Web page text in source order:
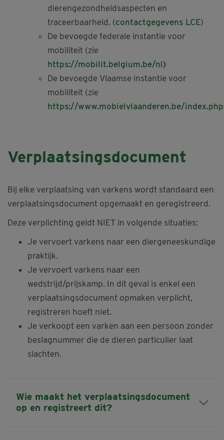
dierengezondheidsaspecten en
traceerbaarheid. (contactgegevens LCE)
De bevoegde federale instantie voor
mobiliteit (zie
https://mobilit.belgium.be/nl)
De bevoegde Vlaamse instantie voor
mobiliteit (zie
https://www.mobielvlaanderen.be/
Verplaatsingsdocument
Bij elke verplaatsing van varkens wordt standaard een
verplaatsingsdocument opgemaakt en geregistreerd.
Deze verplichting geldt NIET in volgende situaties:
Je vervoert varkens naar een diergeneeskundige
praktijk.
Je vervoert varkens naar een
wedstrijd/prijskamp. In dit geval is enkel een
verplaatsingsdocument opmaken verplicht,
registreren hoeft niet.
Je verkoopt een varken aan een persoon zonder
beslagnummer die de dieren particulier laat
slachten.
Wie maakt het verplaatsingsdocument
op en registreert dit?